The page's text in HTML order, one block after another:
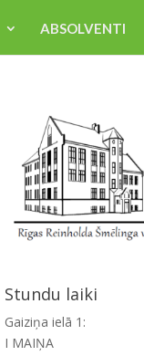
ABSOLVENTI
Stundu laiki
Gaiziņa ielā 1:
I MAIŅA